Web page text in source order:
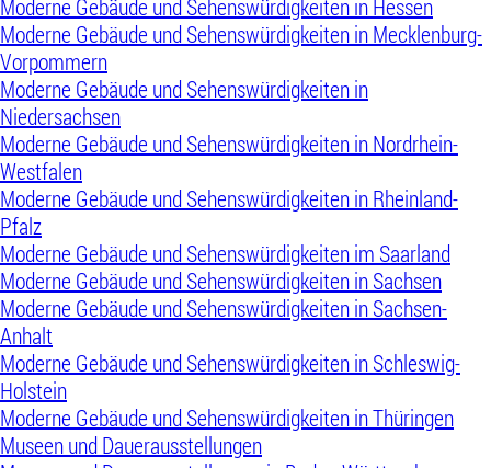
Moderne Gebäude und Sehenswürdigkeiten in Hessen
Moderne Gebäude und Sehenswürdigkeiten in Mecklenburg-
Vorpommern
Moderne Gebäude und Sehenswürdigkeiten in
Niedersachsen
Moderne Gebäude und Sehenswürdigkeiten in Nordrhein-
Westfalen
Moderne Gebäude und Sehenswürdigkeiten in Rheinland-
Pfalz
Moderne Gebäude und Sehenswürdigkeiten im Saarland
Moderne Gebäude und Sehenswürdigkeiten in Sachsen
Moderne Gebäude und Sehenswürdigkeiten in Sachsen-
Anhalt
Moderne Gebäude und Sehenswürdigkeiten in Schleswig-
Holstein
Moderne Gebäude und Sehenswürdigkeiten in Thüringen
Museen und Dauerausstellungen